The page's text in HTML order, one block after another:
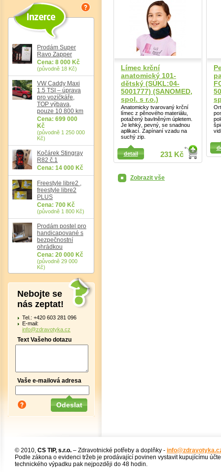
Prodám Super
Ravo Zapper
Cena: 8 000 Kč
(původně 18 Kč)
VW Caddy Maxi
1.5 TSI – úprava
pro vozíčkáře,
TOP výbava,
pouze 10 800 km
Cena: 699 000
Kč
(původně 1 250 000
Kč)
Kočárek Stingray
R82 č.1
Cena: 14 000 Kč
Freestyle libre2 ,
freestyle libre2
PLUS
Cena: 700 Kč
(původně 1 800 Kč)
Prodám postel pro
handicapované s
bezpečnostní
ohrádkou
Cena: 20 000 Kč
(původně 29 000
Kč)
Nebojte se
nás zeptat!
Tel.: +420 603 281 096
E-mail:
info@zdravotyka.cz
Text Vašeho dotazu
Vaše e-mailová adresa
Límec krční
anatomický 101-
dětský (SÚKL:04-
5001777) (SANOMED,
spol. s r.o.)
Anatomicky tvarovaný krční
límec z pěnového materiálu,
potažený bavlněným úpletem.
Je lehký, pevný, se snadnou
aplikací. Zapínaní vzadu na
suchý zip.
231 Kč
detail
Detail
Detail
Zobrazit vše
© 2010, CS TIP, s.r.o. – Zdravotnické potřeby a doplňky -
Podle zákona o evidenci tržeb je prodávající povinen vystavit kupujícímu
technického výpadku pak nejpozději do 48 hodin.